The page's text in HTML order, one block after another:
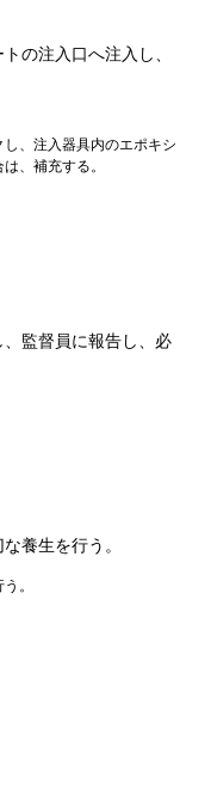
の注入口へ注入し、
、注入器具内のエポキシ
、補充する。
監督員に報告し、必
養生を行う。
。